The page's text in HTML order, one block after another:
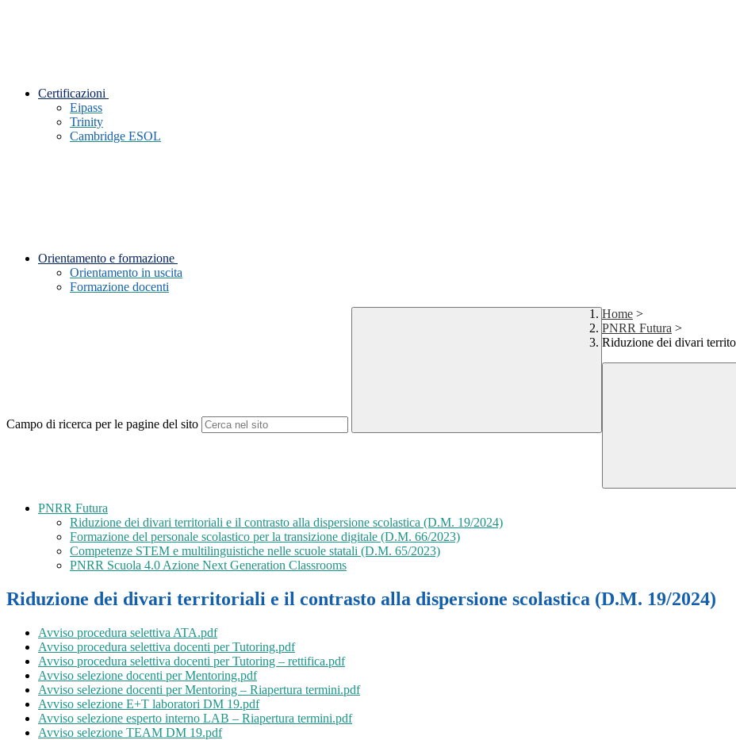
Certificazioni
Eipass
Trinity
Cambridge ESOL
Orientamento e formazione
Orientamento in uscita
Formazione docenti
Campo di ricerca per le pagine del sito
Home >
PNRR Futura >
Riduzione dei divari
PNRR Futura
Riduzione dei divari territoriali e il contrasto alla dispersione scolastica (D.M. 19/2024)
Formazione del personale scolastico per la transizione digitale (D.M. 66/2023)
Competenze STEM e multilinguistiche nelle scuole statali (D.M. 65/2023)
PNRR Scuola 4.0 Azione Next Generation Classrooms
Riduzione dei divari territoriali e il contrasto alla dispersione scolastica (D.M. 19/2024)
Avviso procedura selettiva ATA.pdf
Avviso procedura selettiva docenti per Tutoring.pdf
Avviso procedura selettiva docenti per Tutoring – rettifica.pdf
Avviso selezione docenti per Mentoring.pdf
Avviso selezione docenti per Mentoring – Riapertura termini.pdf
Avviso selezione E+T laboratori DM 19.pdf
Avviso selezione esperto interno LAB – Riapertura termini.pdf
Avviso selezione TEAM DM 19.pdf